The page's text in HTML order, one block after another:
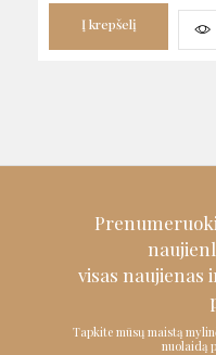
Į krepšelį
visas naujienas
Tapkite mūsų maistą
nuolaidą